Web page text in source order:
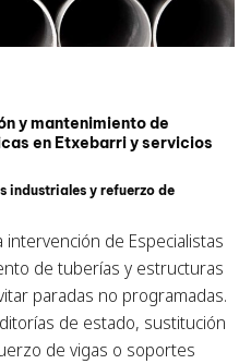
y mantenimiento de
en Etxebarri y servicios
industriales y refuerzo de
de Especialistas
de tuberías y estructuras
paradas no programadas.
de estado, sustitución
de vigas o soportes